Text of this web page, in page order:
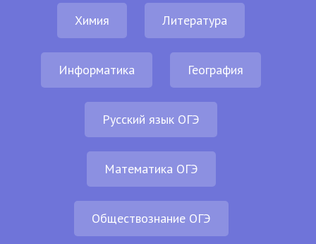
Химия Литература
Информатика География
Русский язык ОГЭ
Математика ОГЭ
Обществознание ОГЭ